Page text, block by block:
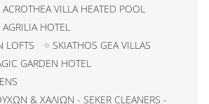
ACROTHEA VILLA HEATED POOL
AGRILIA HOTEL
LOFTS
SKIATHOS GEA VILLAS
GARDEN HOTEL
& ΧΑΛΙΩΝ - SEKER CLEANERS -